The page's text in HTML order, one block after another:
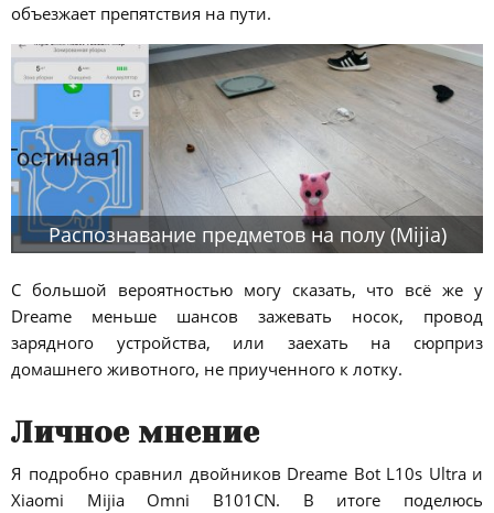
объезжает препятствия на пути.
Распознавание предметов на полу (Mijia)
С большой вероятностью могу сказать, что всё же у
Dreame меньше шансов зажевать носок, провод
зарядного устройства, или заехать на сюрприз
домашнего животного, не приученного к лотку.
Личное мнение
Я подробно сравнил двойников Dreame Bot L10s Ultra и
Xiaomi Mijia Omni B101CN. В итоге поделюсь